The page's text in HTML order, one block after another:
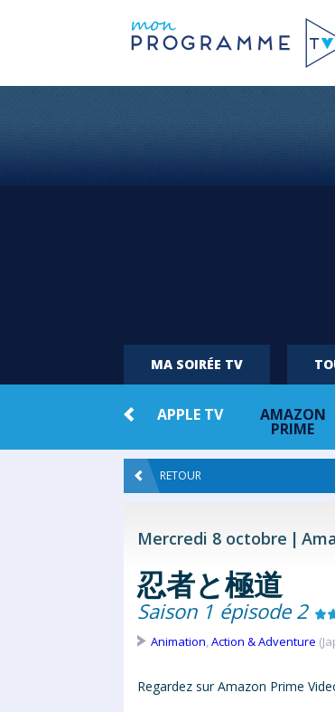
MA SOIRÉE TV
APPLE TV AMAZON
PRIME
RETOUR
Mercredi 8 octobre
忍者と極道
Saison 1 épisode 2
Animation,Action & Adventure
Regardez sur Amazon Prime